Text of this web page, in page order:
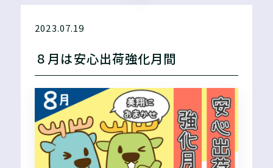
2023.07.19
８月は安心出荷強化月間